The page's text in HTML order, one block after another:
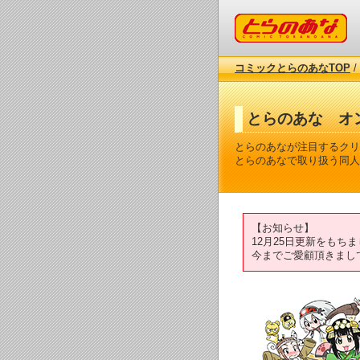
コミックとらのあな
コミックとらのあなTOP/
とらのあな オ
とらのあなが注目するク
とらのあなで取り扱う同
【お知らせ】
12月25日更新をもち
今までご愛顧頂きま